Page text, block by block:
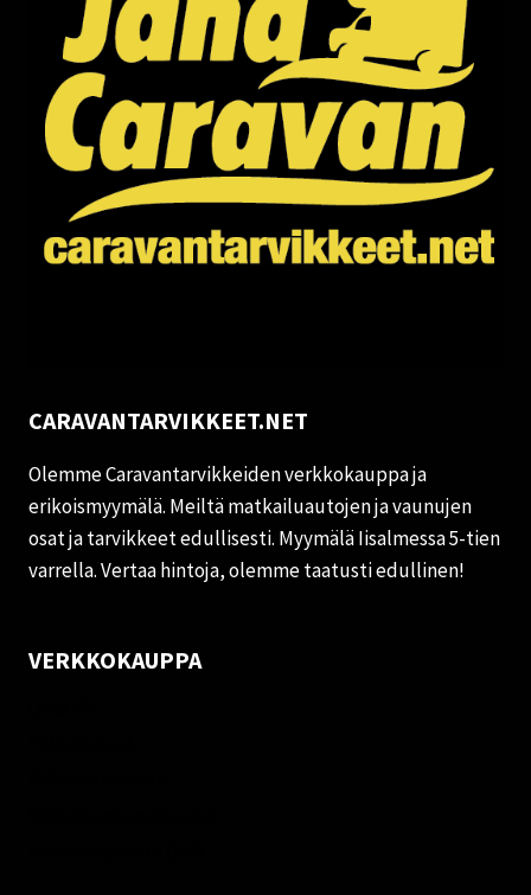
CARAVANTARVIKKEET.NET
Olemme Caravantarvikkeiden verkkokauppa ja
erikoismyymälä. Meiltä matkailuautojen ja vaunujen
osat ja tarvikkeet edullisesti. Myymälä Iisalmessa 5-tien
varrella. Vertaa hintoja, olemme taatusti edullinen!
VERKKOKAUPPA